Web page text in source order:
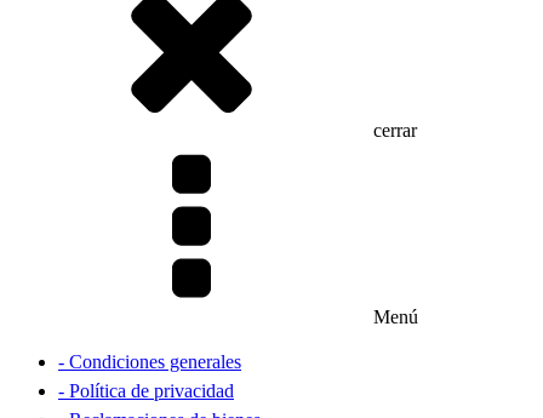
cerrar
Menú
- Condiciones generales
- Política de privacidad